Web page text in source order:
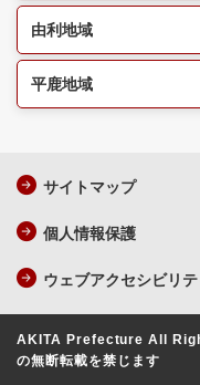
由利地域
平鹿地域
サイトマップ
個人情報保護
ウェブアクセシビリテ
AKITA Prefecture All
の無断転載を禁じます